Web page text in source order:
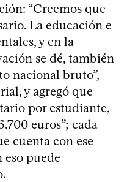
“Creemos que
La educación e
y en la
se dé, también
nacional bruto”,
y agregó que
por estudiante,
euros”; cada
cuenta con ese
puede